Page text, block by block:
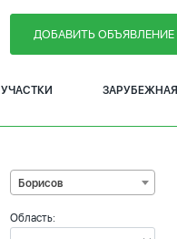
ДОБАВИТЬ ОБЪЯВЛЕНИЕ
УЧАСТКИ ЗАРУБЕЖНАЯ
Борисов
Область: